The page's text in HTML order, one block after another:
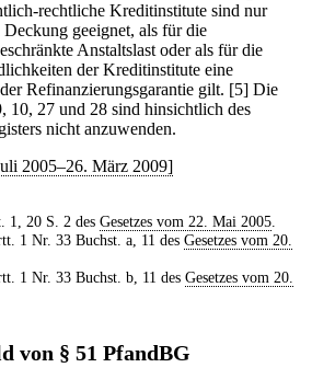
rechtliche Kreditinstitute sind nur
geeignet, als für die
Anstaltslast oder als für die
der Kreditinstitute eine
Refinanzierungsgarantie gilt. [5] Die
10, 27 und 28 sind hinsichtlich des
nicht anzuwenden.
2005–26. März 2009]
1, 20 S. 2 des Gesetzes vom 22. Mai 2005.
1 Nr. 33 Buchst. a, 11 des Gesetzes vom 20.
1 Nr. 33 Buchst. b, 11 des Gesetzes vom 20.
von § 51 PfandBG